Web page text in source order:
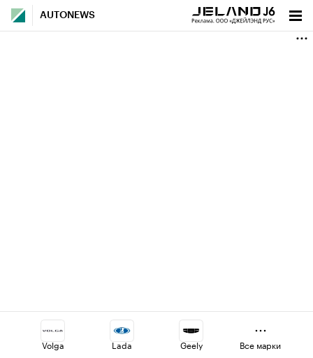
AUTONEWS
Volga Lada Geely Все марки